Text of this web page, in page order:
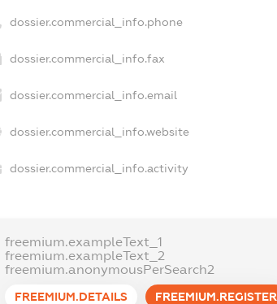
dossier.commercial_info.phone
dossier.commercial_info.fax
dossier.commercial_info.email
dossier.commercial_info.website
dossier.commercial_info.activity
freemium.exampleText_1
freemium.exampleText_2
freemium.anonymousPerSearch2
FREEMIUM.DETAILS FREEMIUM.REGISTER